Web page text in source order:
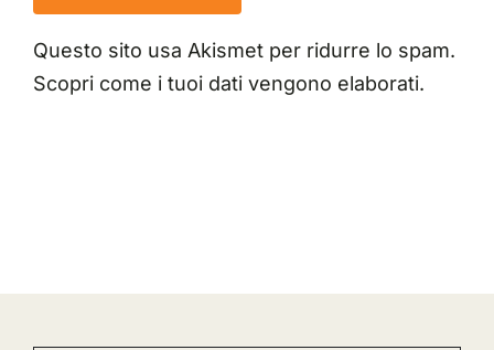
Questo sito usa Akismet per ridurre lo spam.
Scopri come i tuoi dati vengono elaborati.